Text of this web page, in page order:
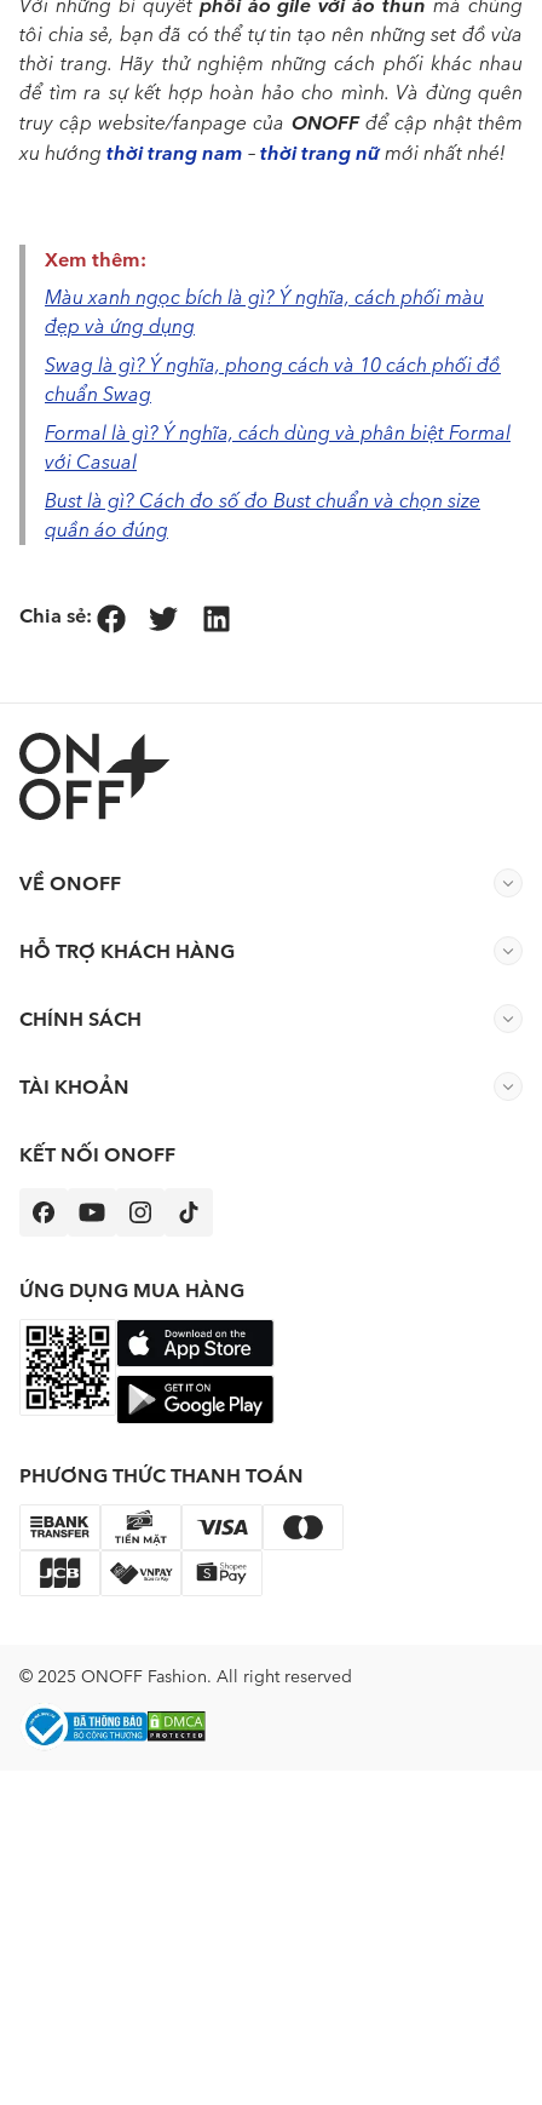
tôi chia sẻ, bạn đã có thể tự tin tạo nên những set đồ vừa
thời trang. Hãy thử nghiệm những cách phối khác nhau
để tìm ra sự kết hợp hoàn hảo cho mình. Và đừng quên
truy cập website/fanpage của ONOFFđể cập nhật thêm
xu hướng thời trang nam –thời trang nữmới nhất nhé!
Xem thêm:
Màu xanh ngọc bích là gì? Ý nghĩa, cách phối màu
đẹp và ứng dụng
Swag là gì? Ý nghĩa, phong cách và 10 cách phối đồ
chuẩn Swag
Formal là gì? Ý nghĩa, cách dùng và phân biệt Formal
với Casual
Bust là gì? Cách đo số đo Bust chuẩn và chọn size
quần áo đúng
Chia sẻ:
HỖ TRỢ KHÁCH HÀNG
TÀI KHOẢN
CHÍNH SÁCH
VỀ ONOFF
KẾT NỐI ONOFF
ỨNG DỤNG MUA HÀNG
PHƯƠNG THỨC THANH TOÁN
© 2025 ONOFF Fashion. All right reserved